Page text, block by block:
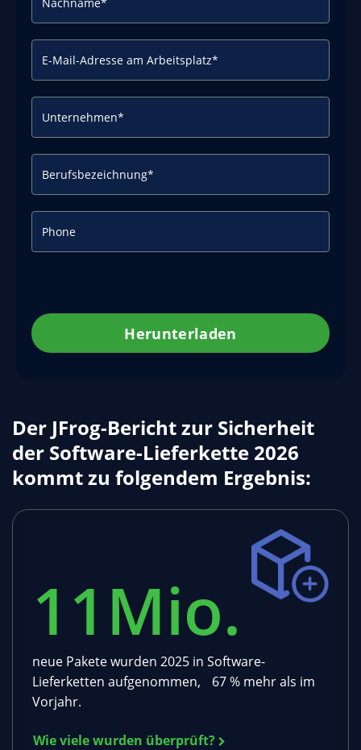
Herunterladen
Der JFrog-Bericht zur Sicherheit
der Software-Lieferkette 2026
kommt zu folgendem Ergebnis:
11 Mio.
neue Pakete wurden 2025 in Software-
Lieferketten aufgenommen, 67 % mehr als im
Vorjahr.
Wie viele wurden überprüft?